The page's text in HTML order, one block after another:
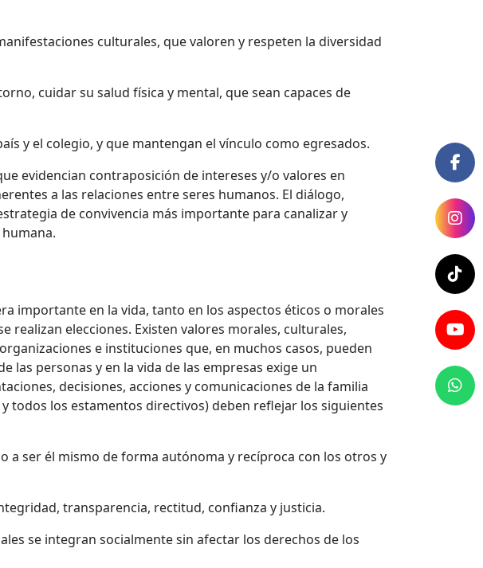
culturales, que valoren y respeten la diversidad
cuidar su salud física y mental, que sean capaces de
y el colegio, y que mantengan el vínculo como egresados.
evidencian contraposición de intereses y/o valores en
a las relaciones entre seres humanos. El diálogo,
de convivencia más importante para canalizar y
importante en la vida, tanto en los aspectos éticos o morales
realizan elecciones. Existen valores morales, culturales,
e instituciones que, en muchos casos, pueden
las personas y en la vida de las empresas exige un
decisiones, acciones y comunicaciones de la familia
todos los estamentos directivos) deben reflejar los siguientes
a ser él mismo de forma autónoma y recíproca con los otros y
transparencia, rectitud, confianza y justicia.
se integran socialmente sin afectar los derechos de los